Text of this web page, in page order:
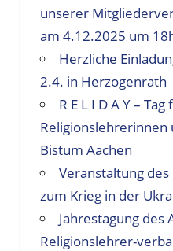
unserer
am 4.12.2025 um
Herzliche
2.4. in Herzogenrath
R E L I D A Y – Tag
Religionslehrerinnen
Bistum Aachen
Veranstaltung
zum Krieg in der
Jahrestagung des
Religionslehrer-